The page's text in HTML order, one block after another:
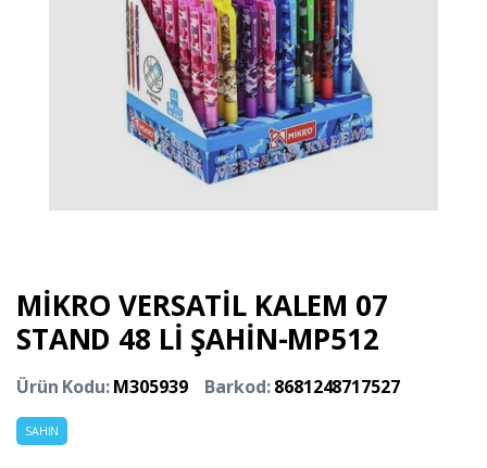
MİKRO VERSATİL KALEM 07
STAND 48 Lİ ŞAHİN-MP512
Ürün Kodu:M305939 Barkod:8681248717527
SAHIN